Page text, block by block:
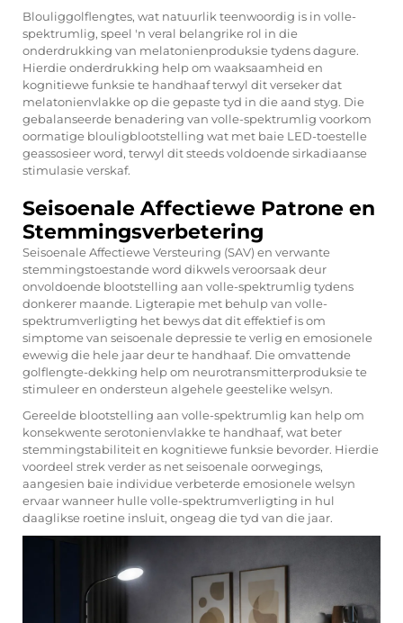
Blouliggolflengtes, wat natuurlik teenwoordig is in volle-
spektrumlig, speel 'n veral belangrike rol in die
onderdrukking van melatonienproduksie tydens dagure.
Hierdie onderdrukking help om waaksaamheid en
kognitiewe funksie te handhaaf terwyl dit verseker dat
melatonienvlakke op die gepaste tyd in die aand styg. Die
gebalanseerde benadering van volle-spektrumlig voorkom
oormatige blouligblootstelling wat met baie LED-toestelle
geassosieer word, terwyl dit steeds voldoende sirkadiaanse
stimulasie verskaf.
Seisoenale Affectiewe Patrone en
Stemmingsverbetering
Seisoenale Affectiewe Versteuring (SAV) en verwante
stemmingstoestande word dikwels veroorsaak deur
onvoldoende blootstelling aan volle-spektrumlig tydens
donkerer maande. Ligterapie met behulp van volle-
spektrumverligting het bewys dat dit effektief is om
simptome van seisoenale depressie te verlig en emosionele
ewewig die hele jaar deur te handhaaf. Die omvattende
golflengte-dekking help om neurotransmitterproduksie te
stimuleer en ondersteun algehele geestelike welsyn.
Gereelde blootstelling aan volle-spektrumlig kan help om
konsekwente serotonienvlakke te handhaaf, wat beter
stemmingstabiliteit en kognitiewe funksie bevorder. Hierdie
voordeel strek verder as net seisoenale oorwegings,
aangesien baie individue verbeterde emosionele welsyn
ervaar wanneer hulle volle-spektrumverligting in hul
daaglikse roetine insluit, ongeag die tyd van die jaar.